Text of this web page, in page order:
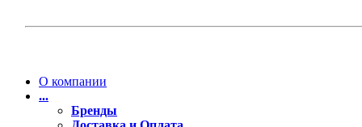
О компании
...
Бренды